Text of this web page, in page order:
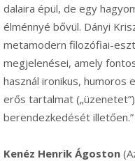
dalaira épül, de egy
élménnyé bővül. Dányi
metamodern filozófiai-
megjelenései, amely
használ ironikus, humoros
erős tartalmat
berendezkedését
Kenéz Henrik Ágoston